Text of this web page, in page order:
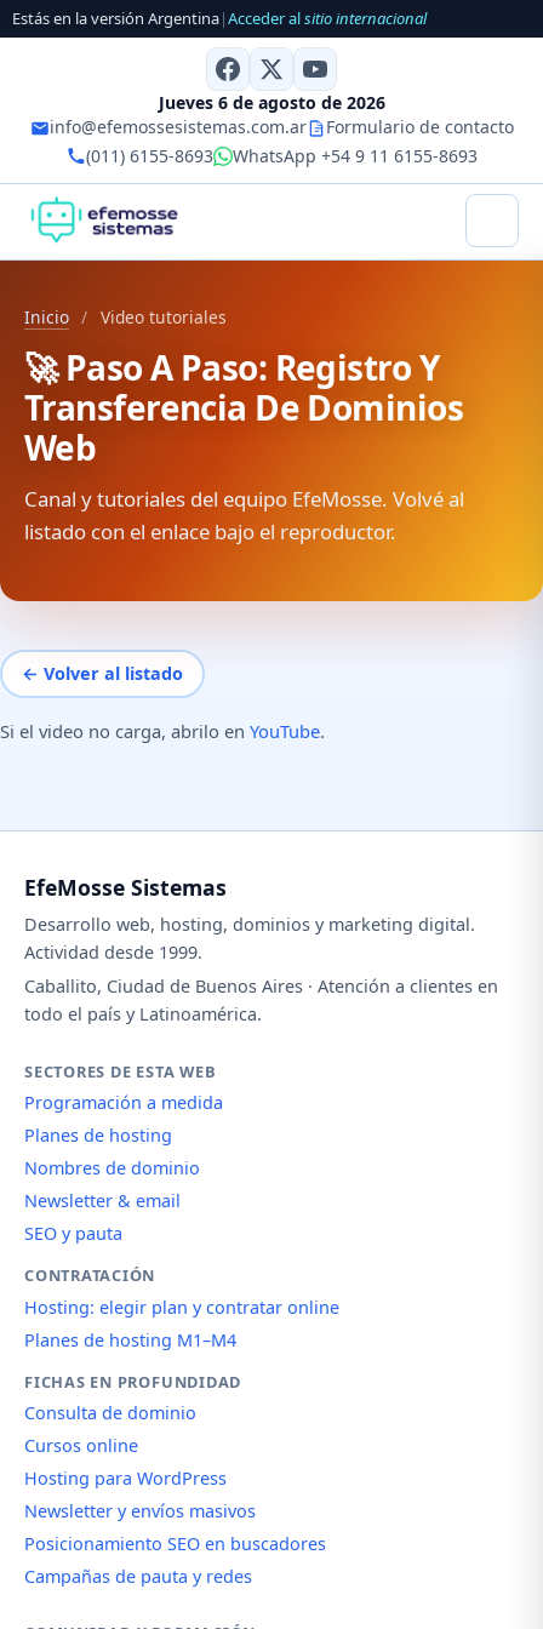
Estás en la versión Argentina|Acceder alsitio internacional
Jueves 6 de agosto de 2026
info@efemossesistemas.com.ar
Formulario de contacto
(011) 6155-8693
WhatsApp +54 9 11 6155-8693
Inicio / Video tutoriales
🚀 Paso A Paso: Registro Y
Transferencia De Dominios
Web
Canal y tutoriales del equipo EfeMosse. Volvé al
listado con el enlace bajo el reproductor.
← Volver al listado
Si el video no carga, abrilo en YouTube.
EfeMosse Sistemas
Desarrollo web, hosting, dominios y marketing digital.
Actividad desde 1999.
Caballito, Ciudad de Buenos Aires · Atención a clientes en
todo el país y Latinoamérica.
SECTORES DE ESTA WEB
Programación a medida
Planes de hosting
Nombres de dominio
Newsletter & email
SEO y pauta
CONTRATACIÓN
Hosting: elegir plan y contratar online
Planes de hosting M1–M4
FICHAS EN PROFUNDIDAD
Consulta de dominio
Cursos online
Hosting para WordPress
Newsletter y envíos masivos
Posicionamiento SEO en buscadores
Campañas de pauta y redes